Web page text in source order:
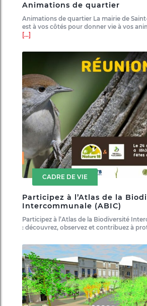
Animations de quartier
Animations de quartier La mairie de
est à vos côtés pour donner vie à vos
[...]
CADRE DE VIE
Participez à l’Atlas de la
Intercommunale (ABIC)
Participez à l’Atlas de la Biodiversité
: découvrez, observez et contribuez à